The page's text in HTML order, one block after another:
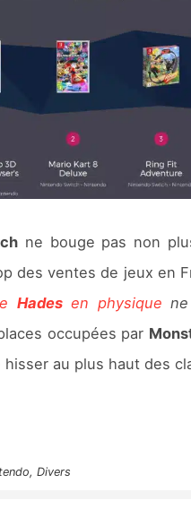
ne bouge pas non
des ventes de jeux en
Hadesen physique
occupées par
hisser au plus haut des
, Divers